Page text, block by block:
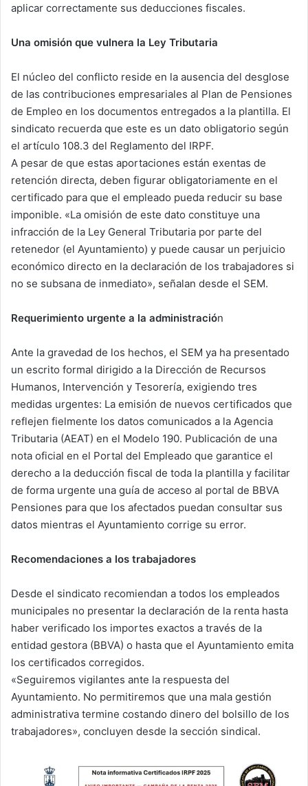
aplicar correctamente sus deducciones fiscales.
Una omisión que vulnera la Ley Tributaria
El núcleo del conflicto reside en la ausencia del desglose
de las contribuciones empresariales al Plan de Pensiones
de Empleo en los documentos entregados a la plantilla. El
sindicato recuerda que este es un dato obligatorio según
el artículo 108.3 del Reglamento del IRPF.
A pesar de que estas aportaciones están exentas de
retención directa, deben figurar obligatoriamente en el
certificado para que el empleado pueda reducir su base
imponible. «La omisión de este dato constituye una
infracción de la Ley General Tributaria por parte del
retenedor (el Ayuntamiento) y puede causar un perjuicio
económico directo en la declaración de los trabajadores si
no se subsana de inmediato», señalan desde el SEM.
Requerimiento urgente a la administración
Ante la gravedad de los hechos, el SEM ya ha presentado
un escrito formal dirigido a la Dirección de Recursos
Humanos, Intervención y Tesorería, exigiendo tres
medidas urgentes: La emisión de nuevos certificados que
reflejen fielmente los datos comunicados a la Agencia
Tributaria (AEAT) en el Modelo 190. Publicación de una
nota oficial en el Portal del Empleado que garantice el
derecho a la deducción fiscal de toda la plantilla y facilitar
de forma urgente una guía de acceso al portal de BBVA
Pensiones para que los afectados puedan consultar sus
datos mientras el Ayuntamiento corrige su error.
Recomendaciones a los trabajadores
Desde el sindicato recomiendan a todos los empleados
municipales no presentar la declaración de la renta hasta
haber verificado los importes exactos a través de la
entidad gestora (BBVA) o hasta que el Ayuntamiento emita
los certificados corregidos.
«Seguiremos vigilantes ante la respuesta del
Ayuntamiento. No permitiremos que una mala gestión
administrativa termine costando dinero del bolsillo de los
trabajadores», concluyen desde la sección sindical.